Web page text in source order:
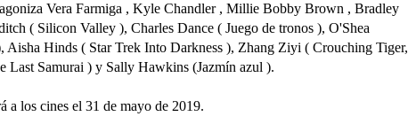
Vera Farmiga , Kyle Chandler , Millie Bobby Brown , Bradley
( Silicon Valley ), Charles Dance ( Juego de tronos ), O'Shea
Aisha Hinds ( Star Trek Into Darkness ), Zhang Ziyi ( Crouching Tiger,
Last Samurai ) y Sally Hawkins (Jazmín azul ).
los cines el 31 de mayo de 2019.